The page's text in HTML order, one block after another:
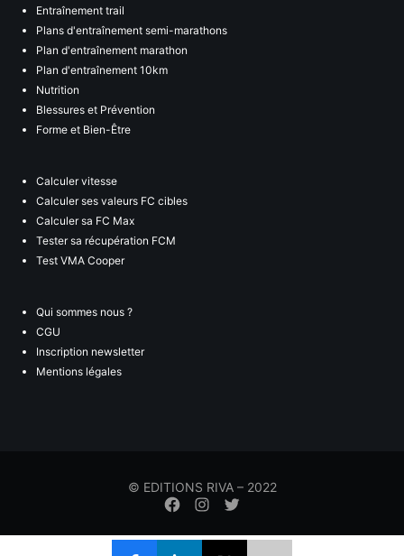
Entraînement trail
Plans d'entraînement semi-marathons
Plan d'entraînement marathon
Plan d'entraînement 10km
Nutrition
Blessures et Prévention
Forme et Bien-Être
Calculer vitesse
Calculer ses valeurs FC cibles
Calculer sa FC Max
Tester sa récupération FCM
Test VMA Cooper
Qui sommes nous ?
CGU
Inscription newsletter
Mentions légales
© EDITIONS RIVA – 2022
Élément
menu
Élément